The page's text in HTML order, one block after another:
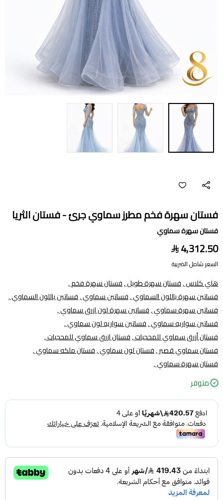
فستان سهرة فخم مطرز سماوي جرئ - فستان الثريا
فستان سهرة سماوي
4,312.50
السعر شامل الضريبة
هاي كلاس ,فستان سهرة طويل ,فستان سهرة فخم ,
فساتين سهرة باللون السماوي ,فساتين سماوي ,فساتين باللون السماوي ,
فساتين سهرة سماوي ,فساتين سهرة لون ازرق سماوي ,
فساتين سواريه سماوي ,فساتين سواريه لون سماوي ,
فستان أزرق سماوي للمحجبات ,فستان ازرق سماوي للمحجبات ,
فستان سماوي قصير ,فستان لون سماوي ,فستان ملكه سماوي ,
فستان سهرة سماوي ,
متوفر